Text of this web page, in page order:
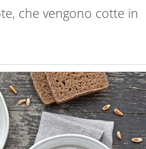
che vengono cotte in